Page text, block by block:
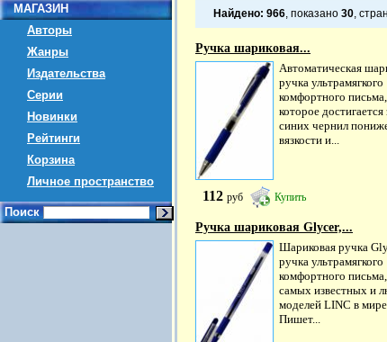
МАГАЗИН
Авторы
Жанры
Издательства
Серии
Новинки
Рейтинги
Корзина
Личное пространство
Поиск
Найдено: 966, показано 30,
Ручка шариковая...
Автоматическая
ручка ультрамягкого
комфортного письма,
которое достигается
синих чернил
вязкости и...
112 руб Купить
Ручка шариковая Glycer,...
Шариковая ручка
ручка ультрамягкого
комфортного
самых известных и
моделей LINC в
Пишет...